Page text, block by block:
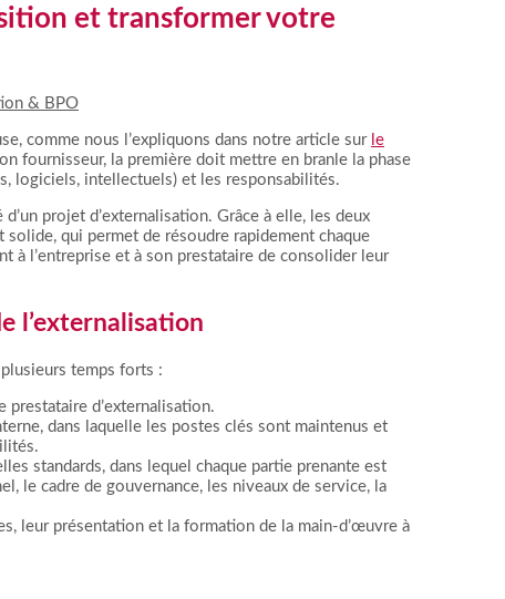
et transformer votre
& BPO
comme nous l’expliquons dans notre article sur le
fournisseur, la première doit mettre en branle la phase
logiciels, intellectuels) et les responsabilités.
projet d’externalisation. Grâce à elle, les deux
solide, qui permet de résoudre rapidement chaque
à l’entreprise et à son prestataire de consolider leur
l’externalisation
temps forts :
d’externalisation.
dans laquelle les postes clés sont maintenus et
standards, dans lequel chaque partie prenante est
le cadre de gouvernance, les niveaux de service, la
leur présentation et la formation de la main-d’œuvre à